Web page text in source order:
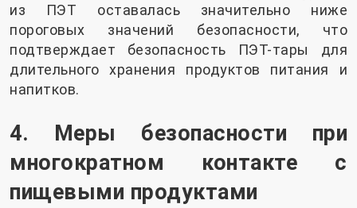
из ПЭТ оставалась значительно ниже
пороговых значений безопасности, что
подтверждает безопасность ПЭТ-тары для
длительного хранения продуктов питания и
напитков.
4. Меры безопасности при
многократном контакте с
пищевыми продуктами